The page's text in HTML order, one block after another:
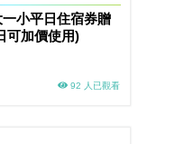
小平日住宿券贈
可加價使用)
92 人已觀看